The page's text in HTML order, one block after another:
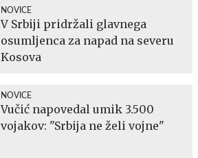
NOVICE
V Srbiji pridržali glavnega
osumljenca za napad na severu
Kosova
NOVICE
Vučić napovedal umik 3.500
vojakov: "Srbija ne želi vojne"